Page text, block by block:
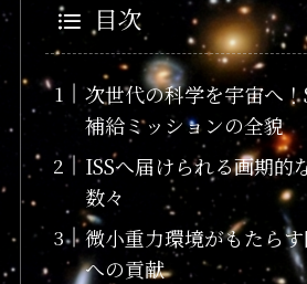
目次
次世代の科学を宇宙へ
補給ミッションの全貌
ISSへ届けられる画期的
数々
微小重力環境がもたら
への貢献